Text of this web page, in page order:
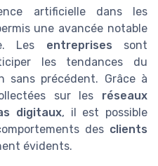
artificielle dans les
une avancée notable
Les entreprises sont
les tendances du
sans précédent. Grâce à
sur les réseaux
digitaux, il est possible
des clients
évidents.